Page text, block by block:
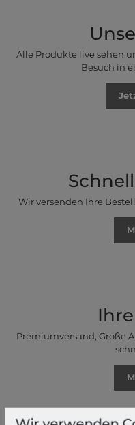
Alle Produkte live sehen
Besuch in
Wir versenden Ihre
Premiumversand, Große